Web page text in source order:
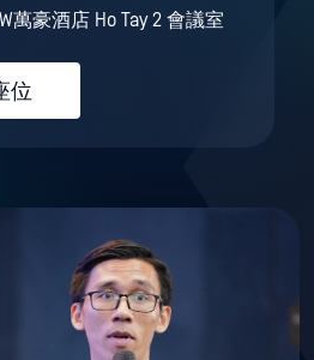
萬豪酒店 Ho Tay 2 會議室
位